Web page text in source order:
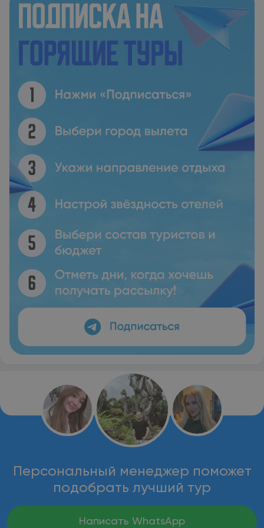
Персональный менеджер поможет
подобрать лучший тур
Написать WhatsApp